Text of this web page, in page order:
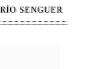
SENGUER